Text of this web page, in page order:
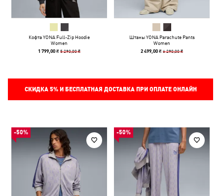
Кофта YONA Full-Zip Hoodie
Women
1 799,00 ₴5 290,00 ₴
Штаны YONA Parachute Pants
Women
2 499,00 ₴6 290,00 ₴
СКИДКА 5%И БЕСПЛАТНАЯ ДОСТАВКА ПРИ ОПЛАТЕ ОНЛАЙН
-50% -50%